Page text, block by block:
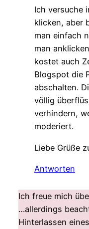
Ich versuche
klicken, aber
man einfach
man
kostet auch
Blogspot die
abschalten.
völlig
verhindern,
moderiert.
Liebe Grüße
Antworten
Ich freue mich
…allerdings
Hinterlassen